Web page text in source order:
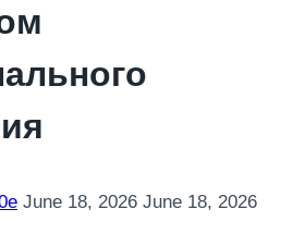
June 18, 2026 June 18, 2026